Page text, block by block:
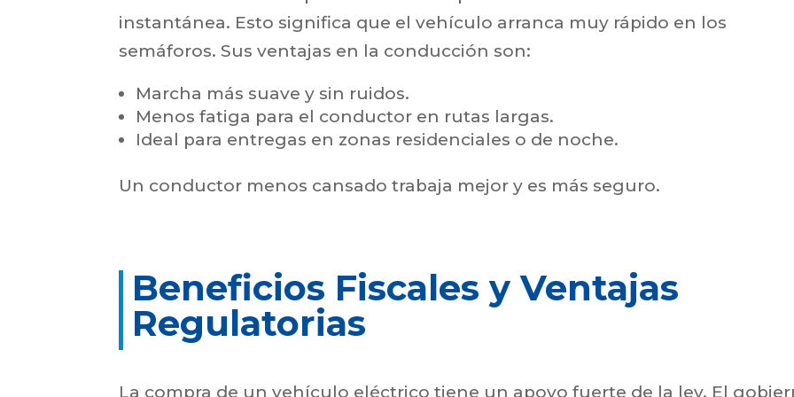
instantánea. Esto significa que el vehículo arranca muy rápido en los
semáforos. Sus ventajas en la conducción son:
Marcha más suave y sin ruidos.
Menos fatiga para el conductor en rutas largas.
Ideal para entregas en zonas residenciales o de noche.
Un conductor menos cansado trabaja mejor y es más seguro.
Beneficios Fiscales y Ventajas
Regulatorias
La compra de un vehículo eléctrico tiene un apoyo fuerte de la ley. El